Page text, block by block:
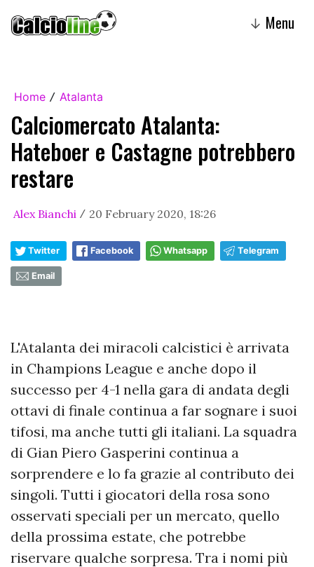
↓ Menu
Home / Atalanta
Calciomercato Atalanta:
Hateboer e Castagne potrebbero
restare
Alex Bianchi / 20 February 2020, 18:26
Twitter Facebook Whatsapp Telegram
Email
L'Atalanta dei miracoli calcistici è arrivata
in Champions League e anche dopo il
successo per 4-1 nella gara di andata degli
ottavi di finale continua a far sognare i suoi
tifosi, ma anche tutti gli italiani. La squadra
di Gian Piero Gasperini continua a
sorprendere e lo fa grazie al contributo dei
singoli. Tutti i giocatori della rosa sono
osservati speciali per un mercato, quello
della prossima estate, che potrebbe
riservare qualche sorpresa. Tra i nomi più